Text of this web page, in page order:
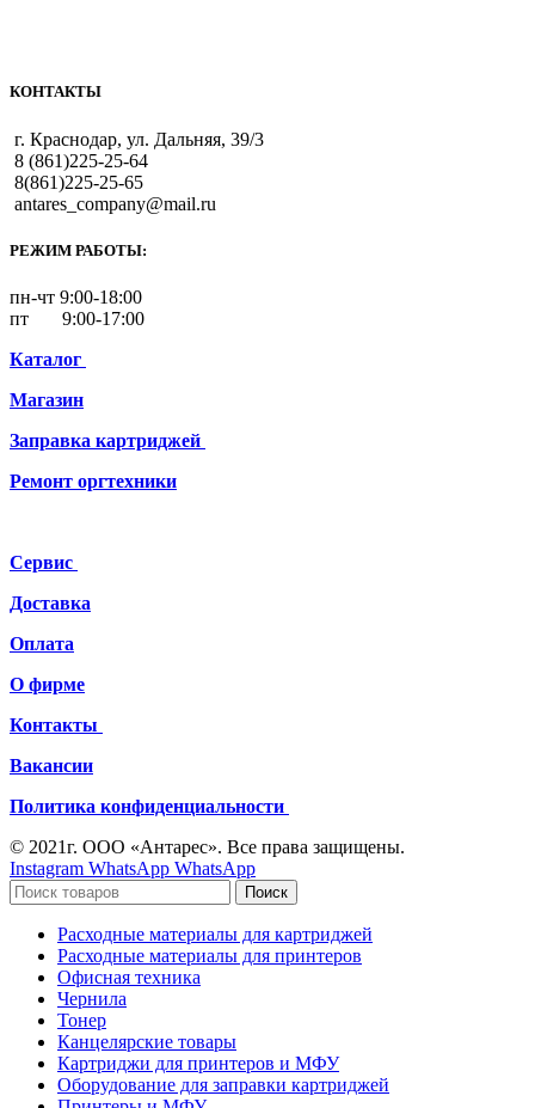
КОНТАКТЫ
г. Краснодар, ул. Дальняя, 39/3
8 (861)225-25-64
8(861)225-25-65
antares_company@mail.ru
РЕЖИМ РАБОТЫ:
пн-чт 9:00-18:00
пт 9:00-17:00
Каталог
Магазин
Заправка картриджей
Ремонт оргтехники
Сервис
Доставка
Оплата
О фирме
Контакты
Вакансии
Политика конфиденциальности
© 2021г. ООО «Антарес». Все права защищены.
Instagram WhatsApp WhatsApp
Поиск
Расходные материалы для картриджей
Расходные материалы для принтеров
Офисная техника
Чернила
Тонер
Канцелярские товары
Картриджи для принтеров и МФУ
Оборудование для заправки картриджей